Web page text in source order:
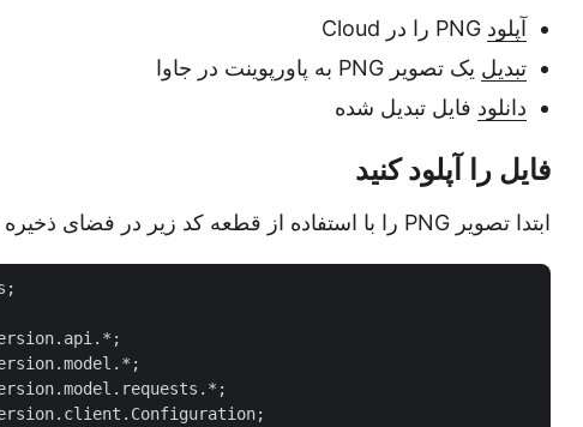
آپلود
تبدیل یک تصویر PNG به پاورپوینت در جاوا
دانلود فایل تبدیل شده
فایل را آپلود کنید
ابتدا تصویر PNG را با استفاده از قطعه کد زیر در فضای ذخیره سازی ابری آپلود کنید: